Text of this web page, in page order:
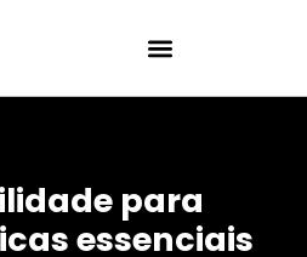
para
essenciais